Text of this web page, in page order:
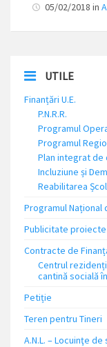
05/02/2018 in
UTILE
Finanțări U.E.
P.N.R.R.
Programul
Programul
Plan integrat de
Incluziune și
Reabilitarea
Programul Național
Publicitate proiecte
Contracte de
Centrul
cantină socială
Petiție
Teren pentru Tineri
A.N.L. – Locuinţe de